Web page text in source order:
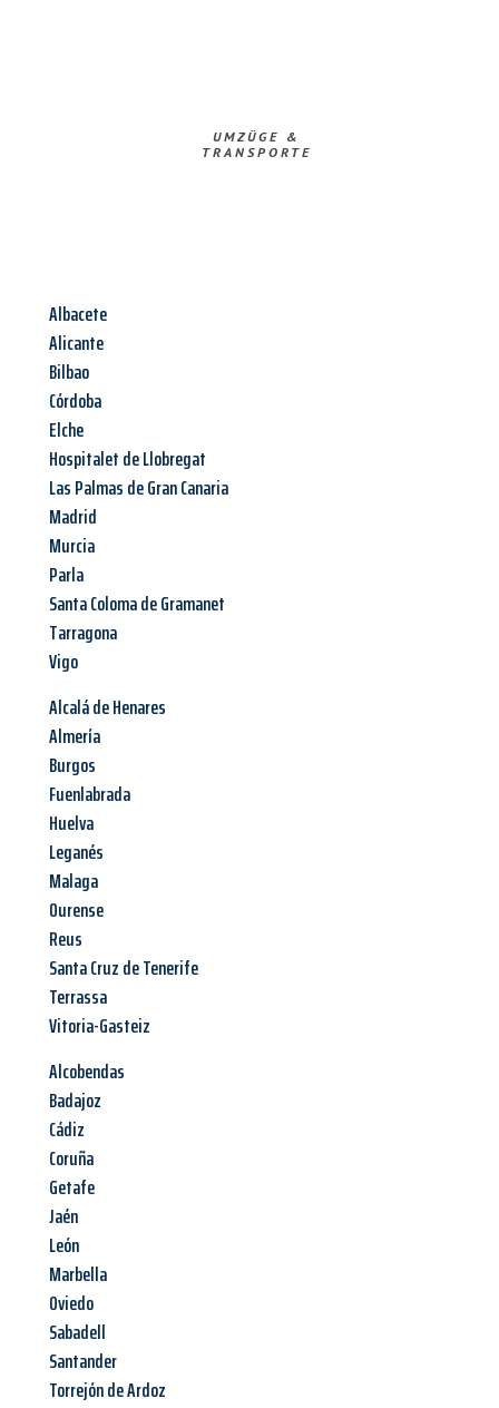
UMZÜGE &
TRANSPORTE
Albacete
Alicante
Bilbao
Córdoba
Elche
Hospitalet de Llobregat
Las Palmas de Gran Canaria
Madrid
Murcia
Parla
Santa Coloma de Gramanet
Tarragona
Vigo
Alcalá de Henares
Almería
Burgos
Fuenlabrada
Huelva
Leganés
Malaga
Ourense
Reus
Santa Cruz de Tenerife
Terrassa
Vitoria-Gasteiz
Alcobendas
Badajoz
Cádiz
Coruña
Getafe
Jaén
León
Marbella
Oviedo
Sabadell
Santander
Torrejón de Ardoz